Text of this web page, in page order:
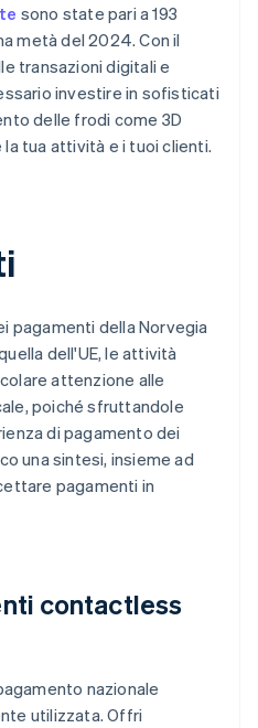
sono state pari a 193
metà del 2024. Con il
transazioni digitali e
investire in sofisticati
delle frodi come 3D
tua attività e i tuoi clienti.
pagamenti della Norvegia
dell'UE, le attività
attenzione alle
poiché sfruttandole
di pagamento dei
una sintesi, insieme ad
pagamenti in
contactless
nazionale
utilizzata. Offri